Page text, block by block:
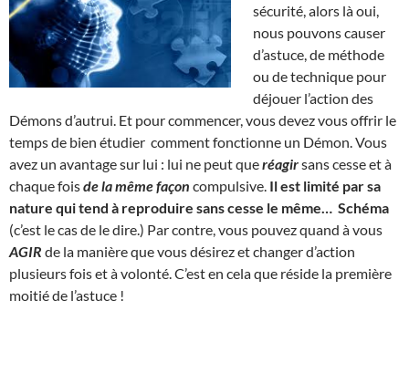
sécurité, alors là oui,
nous pouvons causer
d’astuce, de méthode
ou de technique pour
déjouer l’action des
Démons d’autrui. Et pour commencer, vous devez vous offrir le
temps de bien étudier comment fonctionne un Démon. Vous
avez un avantage sur lui : lui ne peut queréagirsans cesse et à
chaque foisde la même façon compulsive. Il est limité par sa
nature qui tend à reproduire sans cesse le même… Schéma
(c’est le cas de le dire.) Par contre, vous pouvez quand à vous
AGIR de la manière que vous désirez et changer d’action
plusieurs fois et à volonté. C’est en cela que réside la première
moitié de l’astuce !